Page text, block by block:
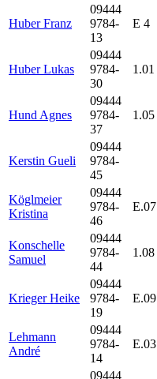
Huber Franz
09444
9784-
13
E 4
Huber Lukas
09444
9784-
30
1.01
Hund Agnes
09444
9784-
37
1.05
Kerstin Gueli
09444
9784-
45
Köglmeier
Kristina
09444
9784-
46
E.07
Konschelle
Samuel
09444
9784-
44
1.08
Krieger Heike
09444
9784-
19
E.09
Lehmann
André
09444
9784-
14
E.03
09444